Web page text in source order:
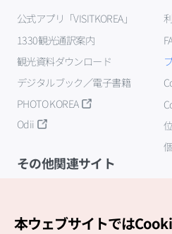
公式アプリ「VISITKOREA」
1330観光通訳案内
観光資料ダウンロード
デジタルブック／電子書籍
PHOTO KOREA
Odii
その他関連サイト
本ウェブサイトでは